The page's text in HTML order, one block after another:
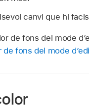
canvi que hi
de fons del mode
de fons del mode